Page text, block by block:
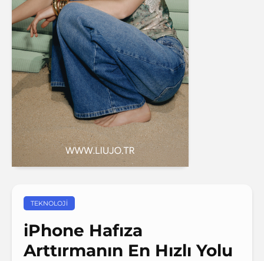
TEKNOLOJI
iPhone Hafıza
Arttırmanın En Hızlı Yolu